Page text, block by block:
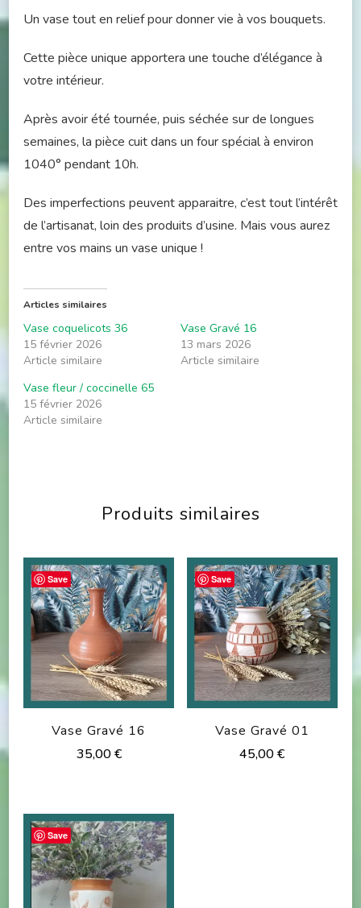
Un vase tout en relief pour donner vie à vos bouquets.
Cette pièce unique apportera une touche d’élégance à
votre intérieur.
Après avoir été tournée, puis séchée sur de longues
semaines, la pièce cuit dans un four spécial à environ
1040° pendant 10h.
Des imperfections peuvent apparaitre, c’est tout l’intérêt
de l’artisanat, loin des produits d’usine. Mais vous aurez
entre vos mains un vase unique !
Articles similaires
Vase coquelicots 36
15 février 2026
Article similaire
Vase Gravé 16
13 mars 2026
Article similaire
Vase fleur / coccinelle 65
15 février 2026
Article similaire
Produits similaires
Save
Vase Gravé 16
35,00€
Save
Vase Gravé 01
45,00€
Save